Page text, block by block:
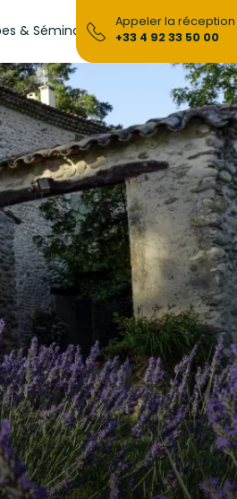
& Séminaires
Devenir
Propriétaire
Appeler la réception
+33 4 92 33 50 00